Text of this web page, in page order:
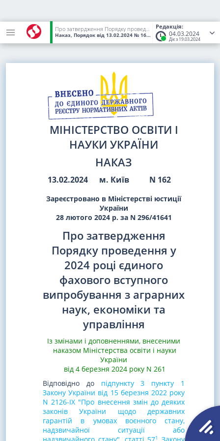
Редакція:
04.03.2024
Діє з 19.03.2024
Про затвердження Порядку проведення у 2024 році єдиного фахового вступного випробування з аграрних наук, економіки та управління
Наказ, Порядок від 13.02.2024 № 162 (Статус:Чинний)
МІНІСТЕРСТВО ОСВІТИ І
НАУКИ УКРАЇНИ
НАКАЗ
13.02.2024 м. Київ N 162
Зареєстровано в Міністерстві юстиції
України
28 лютого 2024 р. за N 296/41641
Про затвердження
Порядку проведення у
2024 році єдиного
фахового вступного
випробування з аграрних
наук, економіки та
управління
Із змінами і доповненнями, внесеними
наказом Міністерства освіти і науки
України
від 4 березня 2024 року N 261
Відповідно до підпункту 3 пункту 1
Закону України від 15 березня 2022 року
N 2126-IX "Про внесення змін до деяких
законів України щодо державних
гарантій в умовах воєнного стану,
надзвичайної ситуації або
1